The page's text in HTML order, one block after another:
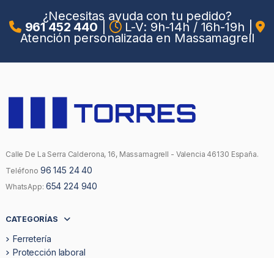
¿Necesitas ayuda con tu pedido?
961 452 440 L-V: 9h-14h / 16h-19h
Atención personalizada en Massamagrell
Calle De La Serra Calderona, 16, Massamagrell - Valencia 46130 España.
Teléfono 96 145 24 40
WhatsApp: 654 224 940
CATEGORÍAS
Ferretería
Protección laboral